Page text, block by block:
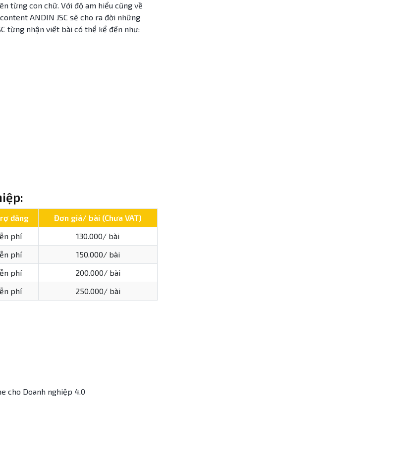
từng con chữ. Với độ am hiểu cũng về
ANDIN JSC sẽ cho ra đời những
từng nhận viết bài có thể kể đến như:
đăng
Đơn giá/ bài (Chưa VAT)
phí
130.000/ bài
phí
150.000/ bài
phí
200.000/ bài
phí 250.000/ bài
cho Doanh nghiệp 4.0